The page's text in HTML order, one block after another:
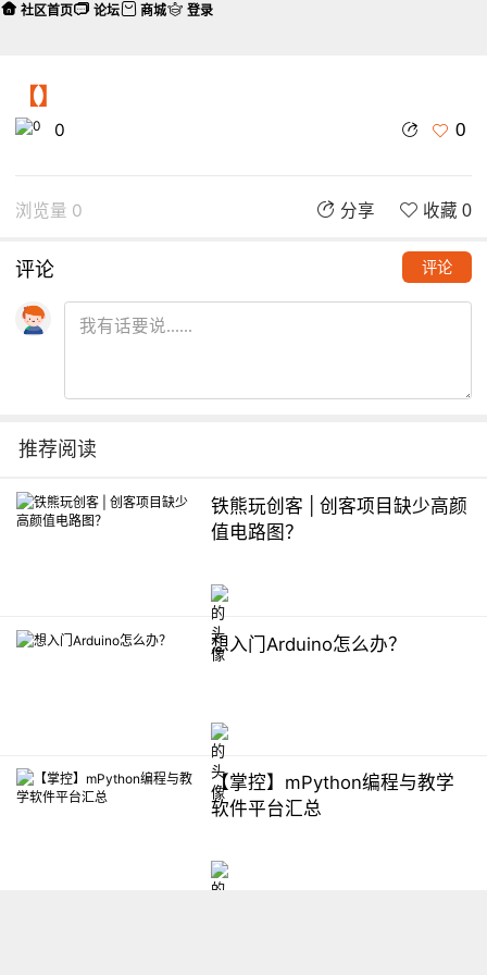
【】
0 0
浏览量 0 分享 收藏 0
评论 评论
推荐阅读
铁熊玩创客 | 创客项目缺少高颜
值电路图？
想入门Arduino怎么办？
【掌控】mPython编程与教学
软件平台汇总
社区首页 论坛 商城 登录